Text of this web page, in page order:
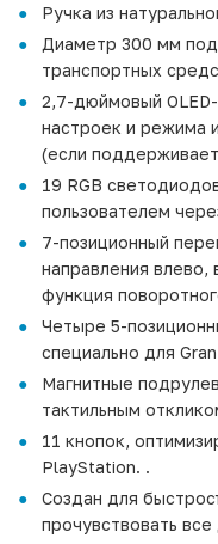
Ручка из
Диаметр 300 мм
транспортных
2,7-дюймовый
настроек и режима
(если
19 RGB
пользователем
7-позиционный
направления влево,
функция
Четыре 5-
специально для
Магнитные
тактильным
11 кнопок,
PlayStation. .
Создан для
прочувствовать